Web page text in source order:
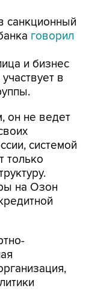
санкционный
говорил
и бизнес
в
он не ведет
системой
только
на Озон